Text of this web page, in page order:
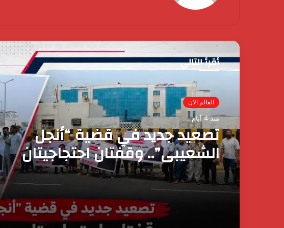
أقرأ التالي
العالم الان
منذ 4 أيام
المغرب.. الدورة 2 لملتقى إيلاف
التصوف الدولي تسلط الضوء
على النموذج المغربي في تدبير
الشأن الديني
الحرس
الثوري